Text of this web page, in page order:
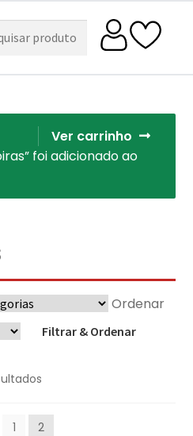
Ver carrinho
foi adicionado ao
Ordenar
Filtrar & Ordenar
1 2